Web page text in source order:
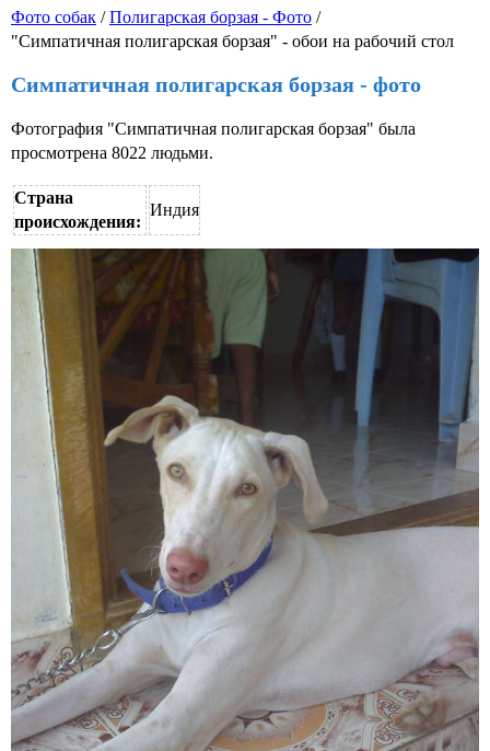
Фото собак /Полигарская борзая - Фото /
"Симпатичная полигарская борзая" - обои на рабочий стол
Симпатичная полигарская борзая - фото
Фотография "Симпатичная полигарская борзая" была
просмотрена 8022 людьми.
Страна
происхождения:
Индия